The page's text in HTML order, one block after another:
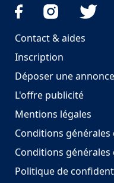
Contact & aides
Inscription
Déposer une annonce
L'offre publicité
Mentions légales
Conditions
Conditions générales
Politique de